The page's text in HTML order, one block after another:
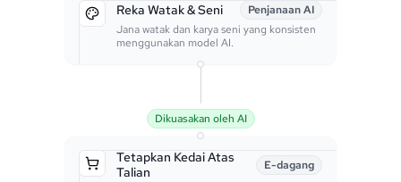
Reka Watak & Seni
Penjanaan AI
Jana watak dan karya seni yang konsisten
menggunakan model AI.
Dikuasakan oleh AI
Tetapkan Kedai Atas
Talian
E-dagang